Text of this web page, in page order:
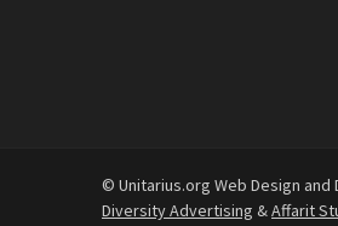
© Unitarius.org Web Design and
Diversity Advertising &Affarit